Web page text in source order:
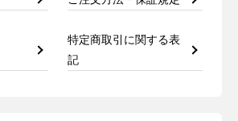
特定商取引に関する表
記